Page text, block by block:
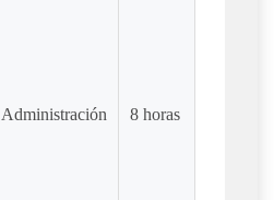
Administración 8 horas